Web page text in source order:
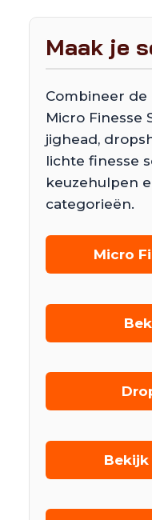
Maak je
Combineer de
Micro Finesse
jighead,
lichte finesse
keuzehulpen
categorieën.
Micro